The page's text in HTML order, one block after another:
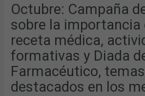
Octubre: Campaña
sobre la importancia
receta médica,
formativas y Diada
Farmacéutico,
destacados en los
RECETA
MÉDICA,
ACTIVIDADES
FORMATIVAS
DIADA
DEL
FARMACÉUTICO,
TEMAS
DESTACADOS
EN
LOS
MEDIOS